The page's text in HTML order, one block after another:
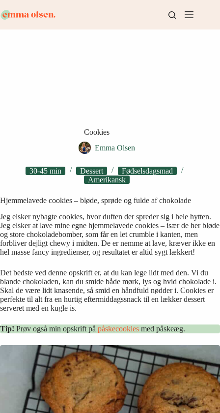
til
indhold
Cookies
Emma Olsen
30-45 min Dessert
Fødselsdagsmad
Amerikansk
Hjemmelavede cookies – bløde, sprøde og fulde af chokolade
Jeg elsker nybagte cookies, hvor duften der spreder sig i hele hytten.
Jeg elsker at lave mine egne hjemmelavede cookies – især de her bløde
og store chokoladebomber, som får en let crumble i kanten, men
forbliver dejligt chewy i midten. De er nemme at lave, kræver ikke en
hel masse fancy ingredienser, og resultatet er altid sygt lækkert!
Det bedste ved denne opskrift er, at du kan lege lidt med den. Vi du
blande chokoladen, kan du smide både mørk, lys og hvid chokolade i.
Skal de være lidt knasende, så smid en håndfuld nødder i. Cookies er
perfekte til alt fra en hurtig eftermiddagssnack til en lækker dessert
serveret med en kugle is.
Tip! Prøv også min opskrift på påskecookies med påskeæg.